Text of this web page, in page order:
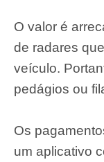
O valor é
de radares
veículo.
pedágios ou
Os
um aplicativo